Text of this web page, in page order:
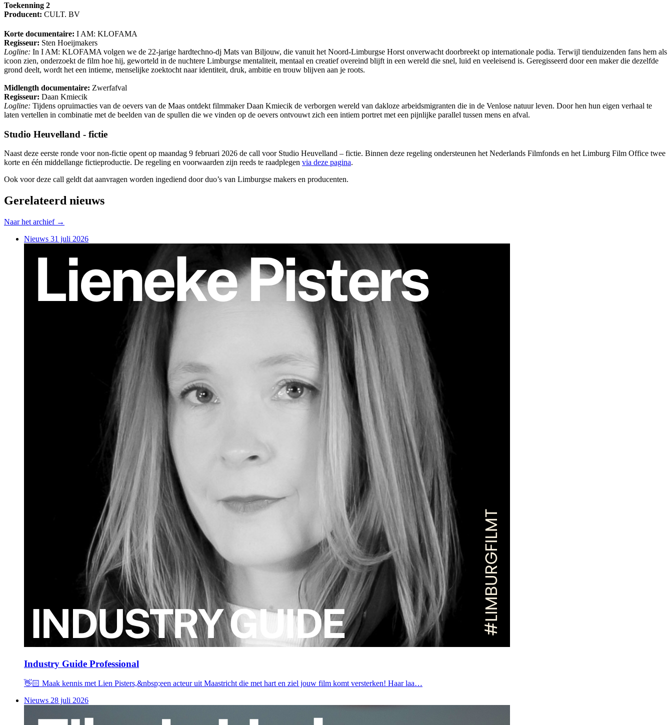
Toekenning 2
Producent: CULT. BV
Korte documentaire: I AM: KLOFAMA
Regisseur: Sten Hoeijmakers
Logline: In I AM: KLOFAMA volgen we de 22-jarige hardtechno-dj Mats van Biljouw, die vanuit het Noord-Limburgse Horst onverwacht doorbreekt op internationale podia. Terwijl tienduizenden fans hem als
icoon zien, onderzoekt de film hoe hij, geworteld in de nuchtere Limburgse mentaliteit, mentaal en creatief overeind blijft in een wereld die snel, luid en veeleisend is. Geregisseerd door een maker die dezelfde
grond deelt, wordt het een intieme, menselijke zoektocht naar identiteit, druk, ambitie en trouw blijven aan je roots.
Midlength documentaire: Zwerfafval
Regisseur: Daan Kmiecik
Logline: Tijdens opruimacties van de oevers van de Maas ontdekt filmmaker Daan Kmiecik de verborgen wereld van dakloze arbeidsmigranten die in de Venlose natuur leven. Door hen hun eigen verhaal te
laten vertellen in combinatie met de beelden van de spullen die we vinden op de oevers ontvouwt zich een intiem portret met een pijnlijke parallel tussen mens en afval.
Studio Heuvelland - fictie
Naast deze eerste ronde voor non-fictie opent op maandag 9 februari 2026 de call voor Studio Heuvelland – fictie. Binnen deze regeling ondersteunen het Nederlands Filmfonds en het Limburg Film Office twee
korte en één middellange fictieproductie. De regeling en voorwaarden zijn reeds te raadplegen via deze pagina.
Ook voor deze call geldt dat aanvragen worden ingediend door duo’s van Limburgse makers en producenten.
Gerelateerd nieuws
Naar het archief →
Nieuws 31 juli 2026
Industry Guide Professional
👋🏻 Maak kennis met Lien Pisters,&nbsp;een acteur uit Maastricht die met hart en ziel jouw film komt versterken! Haar laa…
Nieuws 28 juli 2026